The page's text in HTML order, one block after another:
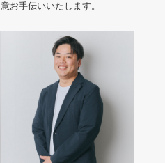
意お手伝いいたします。